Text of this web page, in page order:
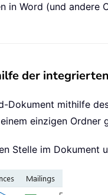
in Word (und
der
Dokument mithilfe
einzigen
Stelle im Dokument